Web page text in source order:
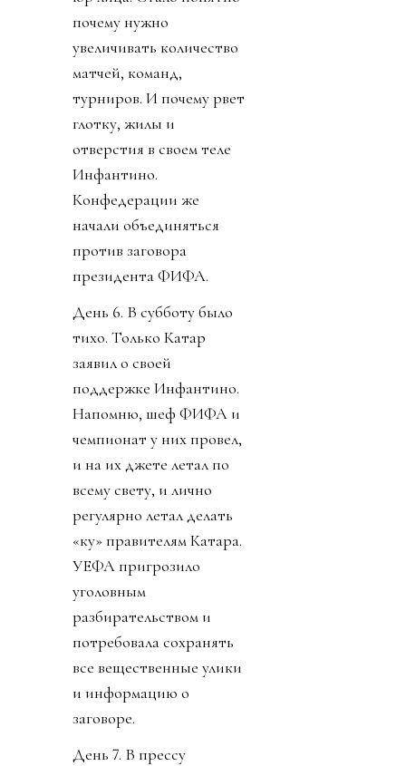
почему нужно
увеличивать количество
матчей, команд,
турниров. И почему рвет
глотку, жилы и
отверстия в своем теле
Инфантино.
Конфедерации же
начали объединяться
против заговора
президента ФИФА.
День 6. В субботу было
тихо. Только Катар
заявил о своей
поддержке Инфантино.
Напомню, шеф ФИФА и
чемпионат у них провел,
и на их джете летал по
всему свету, и лично
регулярно летал делать
«ку» правителям Катара.
УЕФА пригрозило
уголовным
разбирательством и
потребовала сохранять
все вещественные улики
и информацию о
заговоре.
День 7. В прессу